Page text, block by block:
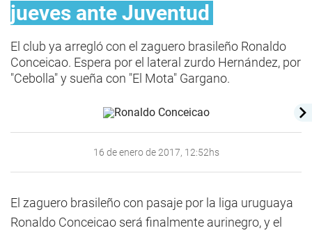
jueves ante Juventud
El club ya arregló con el zaguero brasileño Ronaldo
Conceicao. Espera por el lateral zurdo Hernández, por
"Cebolla" y sueña con "El Mota" Gargano.
16 de enero de 2017, 12:52hs
El zaguero brasileño con pasaje por la liga uruguaya
Ronaldo Conceicao será finalmente aurinegro, y el